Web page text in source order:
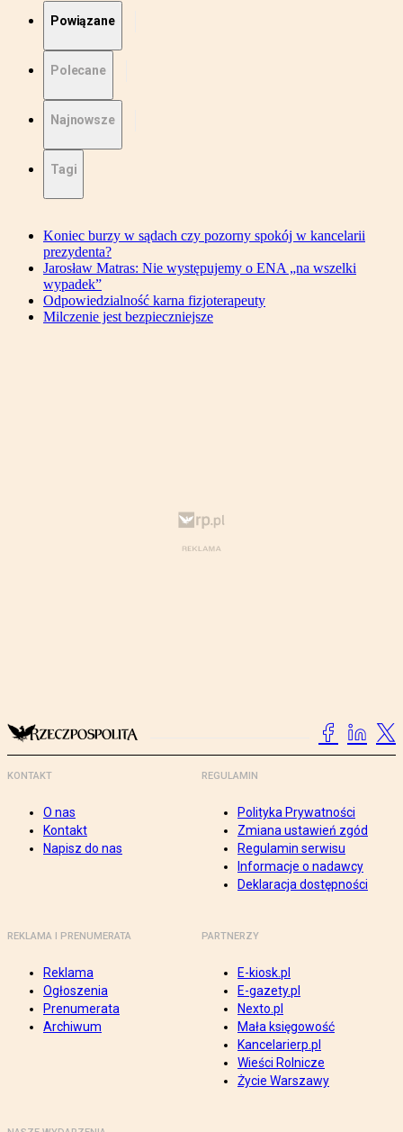
Powiązane
Polecane
Najnowsze
Tagi
Koniec burzy w sądach czy pozorny spokój w kancelarii
prezydenta?
Jarosław Matras: Nie występujemy o ENA „na wszelki
wypadek”
Odpowiedzialność karna fizjoterapeuty
Milczenie jest bezpieczniejsze
KONTAKT
O nas
Kontakt
Napisz do nas
REGULAMIN
Polityka Prywatności
Zmiana ustawień zgód
Regulamin serwisu
Informacje o nadawcy
Deklaracja dostępności
REKLAMA I PRENUMERATA
Reklama
Ogłoszenia
Prenumerata
Archiwum
PARTNERZY
E-kiosk.pl
E-gazety.pl
Nexto.pl
Mała księgowość
Kancelarierp.pl
Wieści Rolnicze
Życie Warszawy